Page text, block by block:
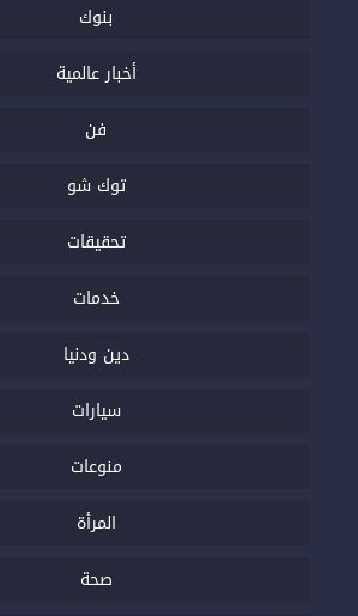
بنوك
أخبار عالمية
فن
توك شو
تحقيقات
خدمات
دين ودنيا
سيارات
منوعات
المرأة
صحة